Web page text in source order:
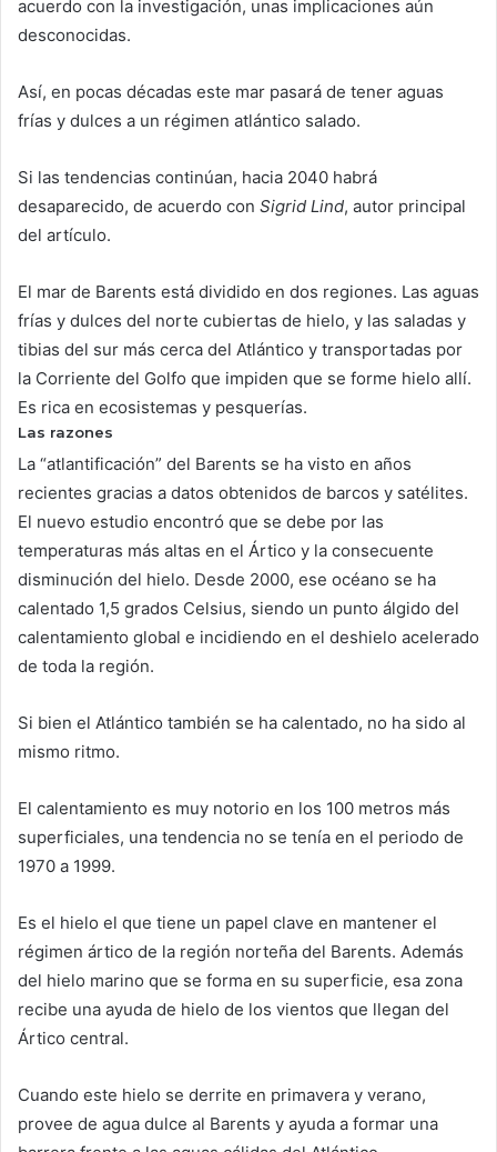
acuerdo con la investigación, unas implicaciones aún
desconocidas.
Así, en pocas décadas este mar pasará de tener aguas
frías y dulces a un régimen atlántico salado.
Si las tendencias continúan, hacia 2040 habrá
desaparecido, de acuerdo con Sigrid Lind, autor principal
del artículo.
El mar de Barents está dividido en dos regiones. Las aguas
frías y dulces del norte cubiertas de hielo, y las saladas y
tibias del sur más cerca del Atlántico y transportadas por
la Corriente del Golfo que impiden que se forme hielo allí.
Es rica en ecosistemas y pesquerías.
Las razones
La “atlantificación” del Barents se ha visto en años
recientes gracias a datos obtenidos de barcos y satélites.
El nuevo estudio encontró que se debe por las
temperaturas más altas en el Ártico y la consecuente
disminución del hielo. Desde 2000, ese océano se ha
calentado 1,5 grados Celsius, siendo un punto álgido del
calentamiento global e incidiendo en el deshielo acelerado
de toda la región.
Si bien el Atlántico también se ha calentado, no ha sido al
mismo ritmo.
El calentamiento es muy notorio en los 100 metros más
superficiales, una tendencia no se tenía en el periodo de
1970 a 1999.
Es el hielo el que tiene un papel clave en mantener el
régimen ártico de la región norteña del Barents. Además
del hielo marino que se forma en su superficie, esa zona
recibe una ayuda de hielo de los vientos que llegan del
Ártico central.
Cuando este hielo se derrite en primavera y verano,
provee de agua dulce al Barents y ayuda a formar una